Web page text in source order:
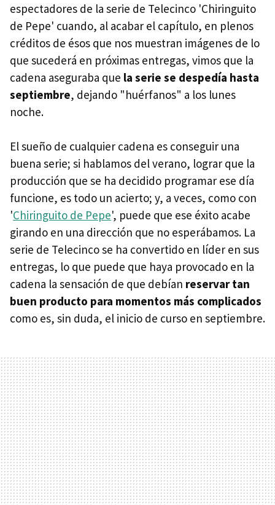
espectadores de la serie de Telecinco 'Chiringuito
de Pepe' cuando, al acabar el capítulo, en plenos
créditos de ésos que nos muestran imágenes de lo
que sucederá en próximas entregas, vimos que la
cadena aseguraba que la serie se despedía hasta
septiembre, dejando "huérfanos" a los lunes
noche.
El sueño de cualquier cadena es conseguir una
buena serie; si hablamos del verano, lograr que la
producción que se ha decidido programar ese día
funcione, es todo un acierto; y, a veces, como con
'Chiringuito de Pepe', puede que ese éxito acabe
girando en una dirección que no esperábamos. La
serie de Telecinco se ha convertido en líder en sus
entregas, lo que puede que haya provocado en la
cadena la sensación de que debían reservar tan
buen producto para momentos más complicados
como es, sin duda, el inicio de curso en septiembre.